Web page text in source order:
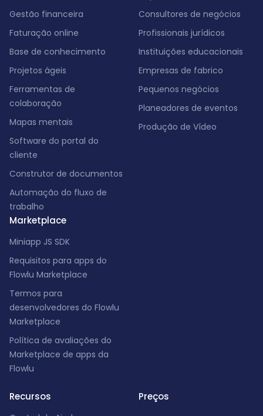
Gestão financeira
Faturação online
Base de conhecimento
Projetos ágeis
Ferramentas de
colaboração
Mapas mentais
Software do portal do
cliente
Construtor de documentos
Automação do fluxo de
trabalho
Marketplace
Miniapp JS SDK
Requisitos para apps do
Flowlu Marketplace
Termos para
desenvolvedores do Flowlu
Marketplace
Política de avaliações do
Marketplace de apps da
Flowlu
Consultores de negócios
Profissionais jurídicos
Instituições educacionais
Empresas de fabrico
Pequenos negócios
Planeadores de eventos
Produção de Vídeo
Recursos
Preços